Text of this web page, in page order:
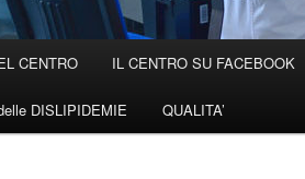
CENTRO IL CENTRO SU FACEBOOK
DISLIPIDEMIE QUALITA’